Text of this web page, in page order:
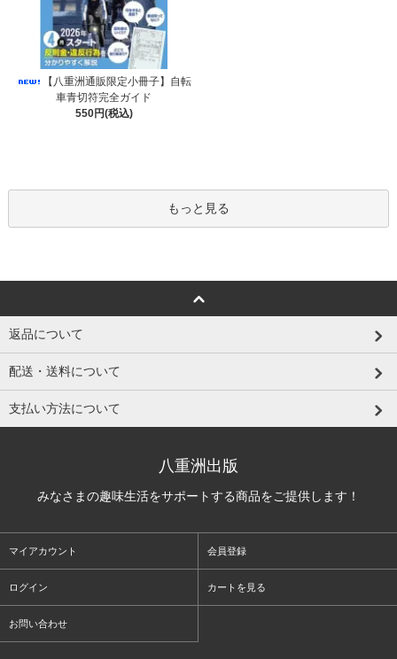
【八重洲通販限定小冊子】自転
車青切符完全ガイド
550円(税込)
もっと見る
返品について
配送・送料について
支払い方法について
八重洲出版
みなさまの趣味生活をサポートする商品をご提供します！
マイアカウント 会員登録
ログイン カートを見る
お問い合わせ